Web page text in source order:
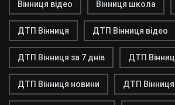
Вінниця відео Вінниця школа
ДТП Вінниця ДТП Вінниця відео
ДТП Вінниця за 7 днів ДТП
ДТП Вінниця новини ДТП Вінниця